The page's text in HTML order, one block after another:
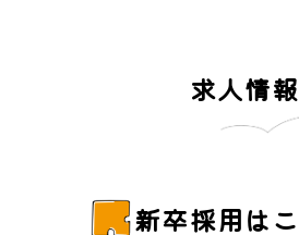
求人情報
新卒採用は